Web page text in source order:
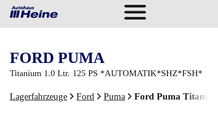
FORD PUMA
Titanium 1.0 Ltr. 125 PS *AUTOMATIK*SHZ*FSH*
Lagerfahrzeuge Ford Puma Ford Puma